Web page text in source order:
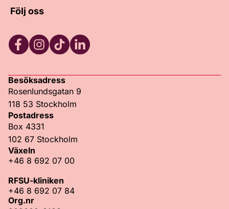
Följ oss
Besöksadress
Rosenlundsgatan 9
118 53 Stockholm
Postadress
Box 4331
102 67 Stockholm
Växeln
+46 8 692 07 00
RFSU-kliniken
+46 8 692 07 84
Org.nr